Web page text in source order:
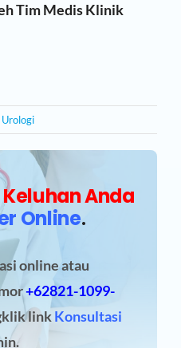
Tim Medis Klinik
Urologi
Keluhan Anda
Online.
online atau
+62821-1099-
linkKonsultasi